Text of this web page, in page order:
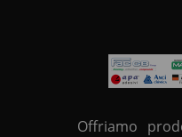
Offriamo